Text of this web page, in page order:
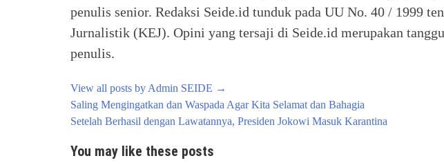
penulis senior. Redaksi Seide.id tunduk pada UU No. 40 / 1999
Jurnalistik (KEJ). Opini yang tersaji di Seide.id merupakan
penulis.
View all posts by Admin SEIDE →
Post
navigation
Saling Mengingatkan dan Waspada Agar Kita Selamat dan Bahagia
Setelah Berhasil dengan Lawatannya, Presiden Jokowi Masuk Karantina
You may like these posts